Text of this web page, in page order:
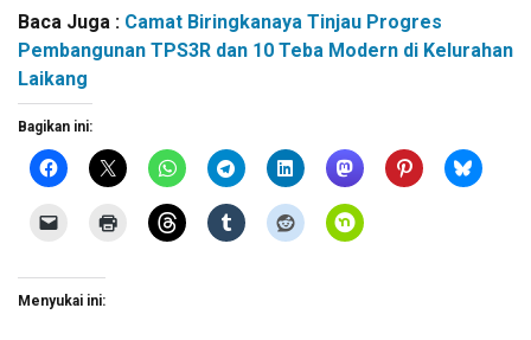
Baca Juga : Camat Biringkanaya Tinjau Progres
Pembangunan TPS3R dan 10 Teba Modern di Kelurahan
Laikang
Bagikan ini:
Menyukai ini: